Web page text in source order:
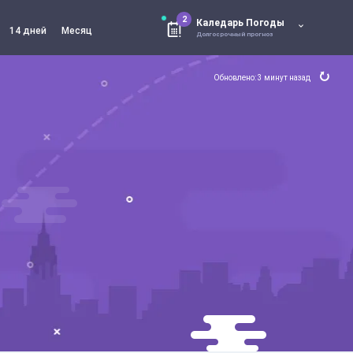
14 дней Месяц
2 Каледарь Погоды
Долгосрочный прогноз
Обновлено: 3 минут назад